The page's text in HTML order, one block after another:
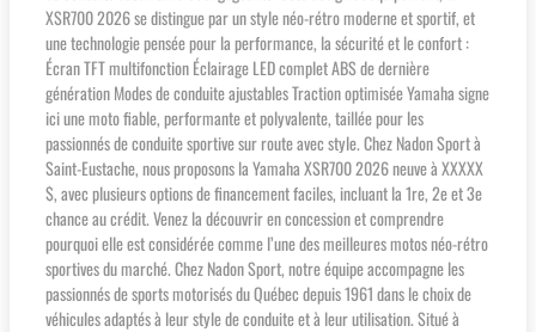
XSR700 2026 se distingue par un style néo-rétro moderne et sportif, et
une technologie pensée pour la performance, la sécurité et le confort :
Écran TFT multifonction Éclairage LED complet ABS de dernière
génération Modes de conduite ajustables Traction optimisée Yamaha signe
ici une moto fiable, performante et polyvalente, taillée pour les
passionnés de conduite sportive sur route avec style. Chez Nadon Sport à
Saint-Eustache, nous proposons la Yamaha XSR700 2026 neuve à XXXXX
$, avec plusieurs options de financement faciles, incluant la 1re, 2e et 3e
chance au crédit. Venez la découvrir en concession et comprendre
pourquoi elle est considérée comme l’une des meilleures motos néo-rétro
sportives du marché. Chez Nadon Sport, notre équipe accompagne les
passionnés de sports motorisés du Québec depuis 1961 dans le choix de
véhicules adaptés à leur style de conduite et à leur utilisation. Situé à